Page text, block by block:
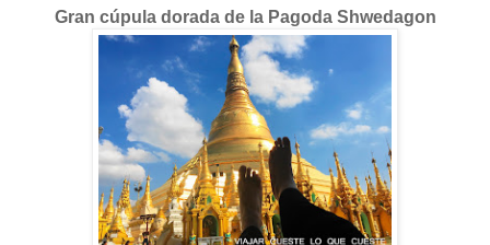
Gran cúpula dorada de la Pagoda Shwedagon